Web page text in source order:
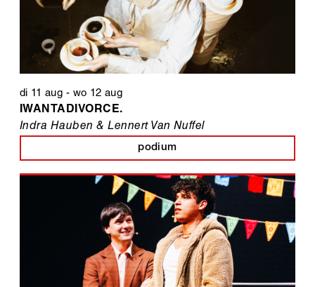
di 11 aug - wo 12 aug
IWANTADIVORCE.
Indra Hauben & Lennert Van Nuffel
podium